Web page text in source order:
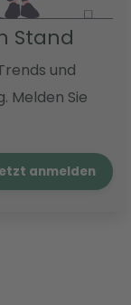
Stand
und
Melden Sie
anmelden